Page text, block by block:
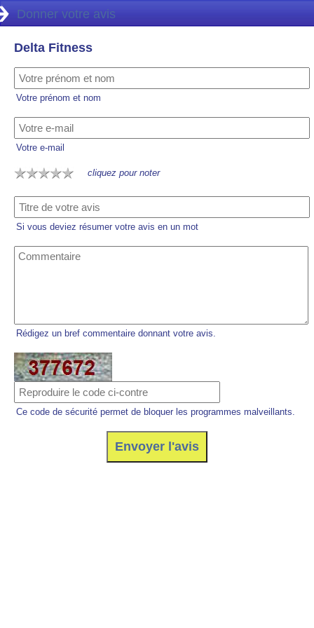
Donner votre avis
Delta Fitness
Votre prénom et nom
Votre e-mail
cliquez pour noter
Si vous deviez résumer votre avis en un mot
Rédigez un bref commentaire donnant votre avis.
Ce code de sécurité permet de bloquer les programmes malveillants.